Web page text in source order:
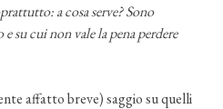
a cosa serve? Sono
su cui non vale la pena perdere
affatto breve) saggio su quelli